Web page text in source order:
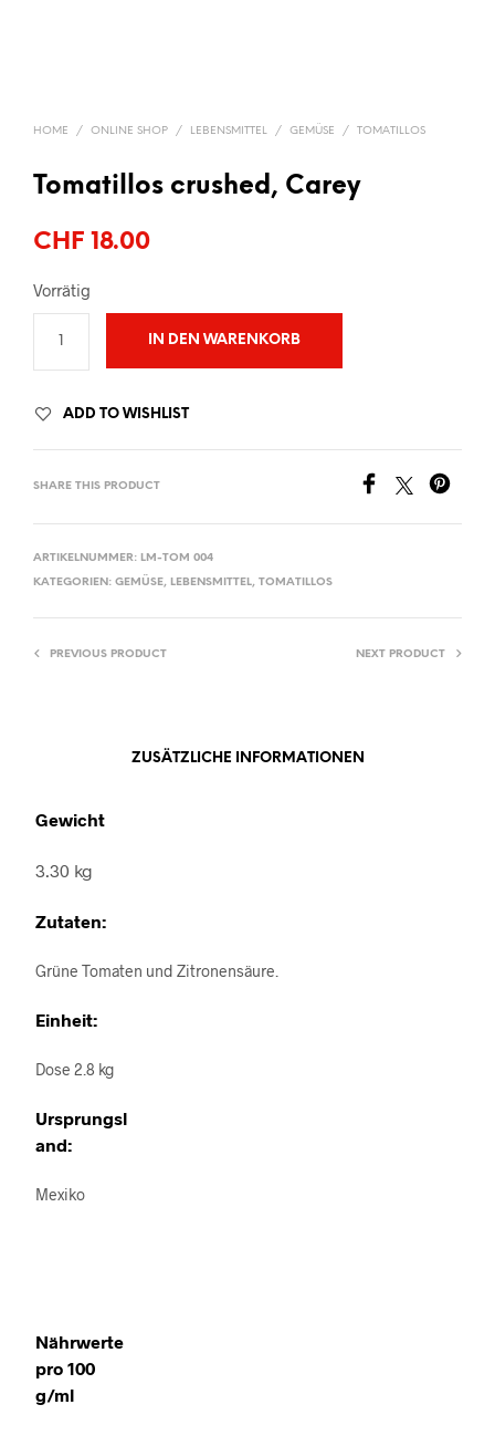
HOME / ONLINE SHOP / LEBENSMITTEL / GEMÜSE / TOMATILLOS
Tomatillos crushed, Carey
CHF 18.00
Vorrätig
IN DEN WARENKORB
ADD TO WISHLIST
SHARE THIS PRODUCT
ARTIKELNUMMER: LM-TOM 004
KATEGORIEN: GEMÜSE, LEBENSMITTEL, TOMATILLOS
PREVIOUS PRODUCT NEXT PRODUCT
ZUSÄTZLICHE INFORMATIONEN
Gewicht
3.30 kg
Zutaten:
Grüne Tomaten und Zitronensäure.
Einheit:
Dose 2.8 kg
Ursprungsl
and:
Mexiko
Nährwerte
pro 100
g/ml